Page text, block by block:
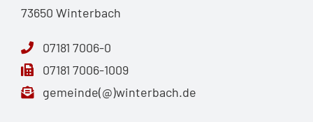
73650 Winterbach
07181 7006-0
07181 7006-1009
gemeinde(@)winterbach.de